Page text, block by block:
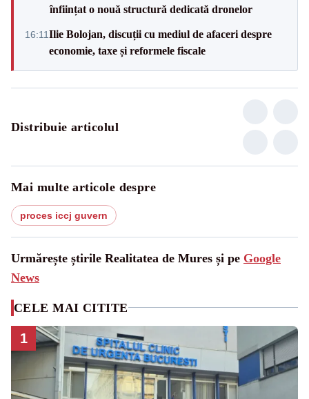
înființat o nouă structură dedicată dronelor
16:11Ilie Bolojan, discuții cu mediul de afaceri despre
economie, taxe și reformele fiscale
Distribuie articolul
Mai multe articole despre
proces iccj guvern
Urmărește știrile Realitatea de Mures și pe Google
News
CELE MAI CITITE
1